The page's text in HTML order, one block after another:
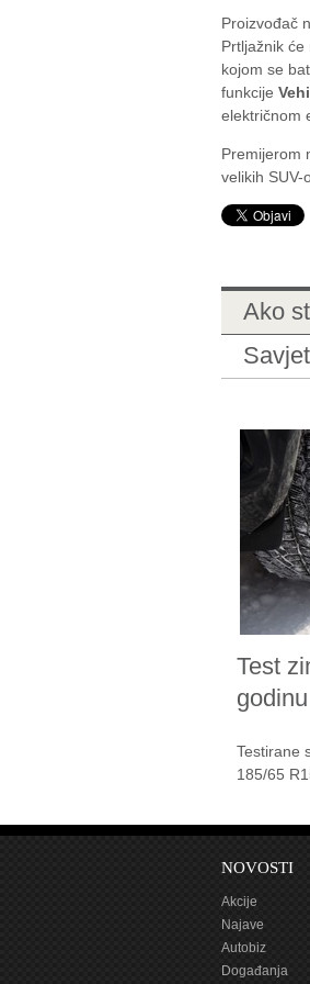
Proizvođač
Prtljažnik
kojom se
funkcije
električnom
Premijerom
velikih SUV-
Ako
Test
Testirane
185/65
NOVOSTI
Akcije
Najave
Autobiz
Događanja